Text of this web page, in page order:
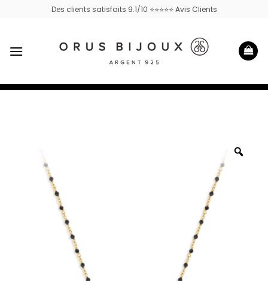
Des clients satisfaits 9.1/10 ⭐⭐⭐⭐⭐ Avis Clients